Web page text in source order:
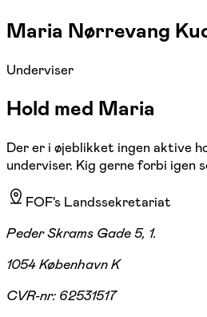
Maria Nørrevang
Underviser
Hold med Maria
Der er i øjeblikket ingen aktive
underviser. Kig gerne forbi igen
FOF's Landssekretariat
Peder Skrams Gade 5, 1.
1054 København K
CVR-nr: 62531517